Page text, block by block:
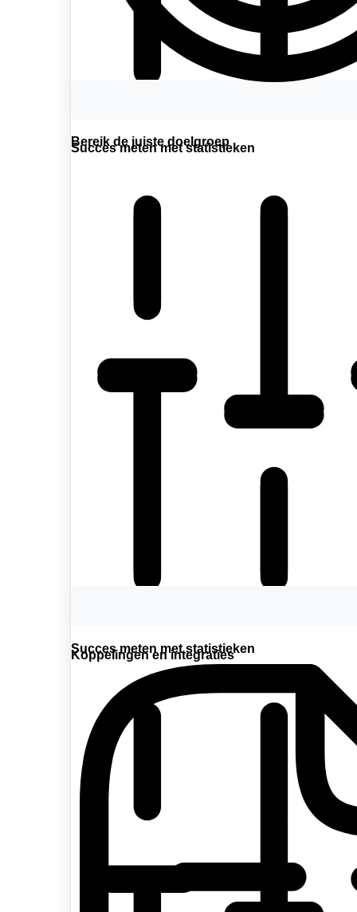
Succes meten met statistieken
Koppelingen en integraties
Bereik de juiste doelgroep
Succes meten met statistieken